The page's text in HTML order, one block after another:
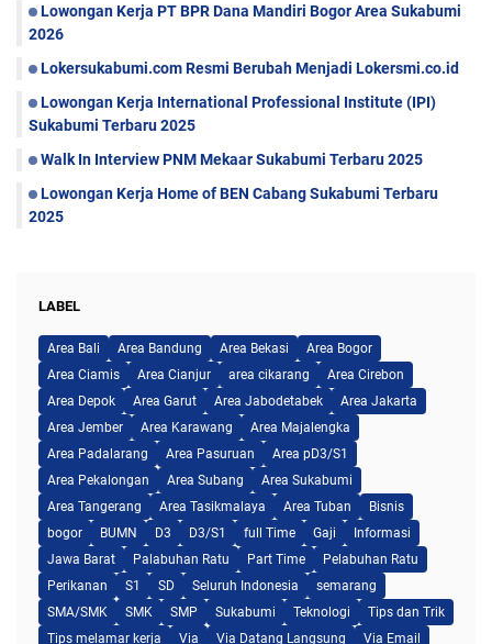
Lowongan Kerja PT BPR Dana Mandiri Bogor Area Sukabumi
2026
Lokersukabumi.com Resmi Berubah Menjadi Lokersmi.co.id
Lowongan Kerja International Professional Institute (IPI)
Sukabumi Terbaru 2025
Walk In Interview PNM Mekaar Sukabumi Terbaru 2025
Lowongan Kerja Home of BEN Cabang Sukabumi Terbaru
2025
LABEL
Area Bali Area Bandung Area Bekasi
Area Bogor
Area Ciamis
Area Cianjur area cikarang
Area Cirebon
Area Depok
Area Garut Area Jabodetabek
Area Jakarta
Area Jember
Area Karawang
Area Majalengka
Area Padalarang
Area Pasuruan
Area pD3/S1
Area Pekalongan
Area Subang
Area Sukabumi
Area Tangerang
Area Tasikmalaya Area Tuban
Bisnis
bogor
BUMN D3 D3/S1 full Time Gaji
Informasi
Jawa Barat
Palabuhan Ratu Part Time
Pelabuhan Ratu
Perikanan
S1 SD Seluruh Indonesia
semarang
SMA/SMK
SMK SMP Sukabumi Teknologi
Tips dan Trik
Tips melamar kerja
Via Via Datang Langsung
Via Email